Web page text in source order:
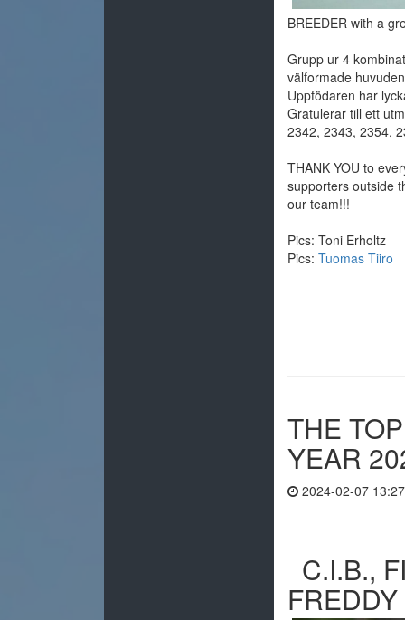
BREEDER with a
Grupp ur 4
välformade
Uppfödaren har
Gratulerar till ett
2342, 2343, 2354,
THANK YOU to
supporters outside
our team!!!
Pics: Toni Erholtz
Pics: Tuomas Tiiro
THE
YEAR
2024-02-07
C.I.B.,
FREDDY